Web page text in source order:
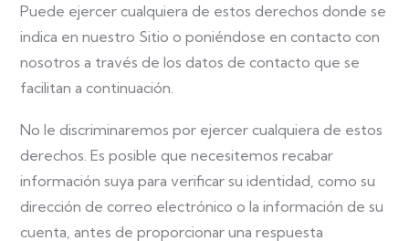
Puede ejercer cualquiera de estos derechos donde se
indica en nuestro Sitio o poniéndose en contacto con
nosotros a través de los datos de contacto que se
facilitan a continuación.
No le discriminaremos por ejercer cualquiera de estos
derechos. Es posible que necesitemos recabar
información suya para verificar su identidad, como su
dirección de correo electrónico o la información de su
cuenta, antes de proporcionar una respuesta